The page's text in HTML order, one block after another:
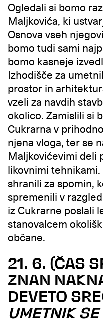
Ogledali si bomo
Maljkovića, ki
Osnova vseh
bomo tudi sami
bomo kasneje
Izhodišče za
prostor in
vzeli za navdih
okolico. Zamislili si
Cukrarna v
njena vloga, ter se
Maljkovićevimi deli
likovnimi
shranili za spomin,
spremenili v
iz Cukrarne poslali
stanovalcem
občane.
21. 6. (ČAS
ZNAN
DEVETO
UMETNIK SE